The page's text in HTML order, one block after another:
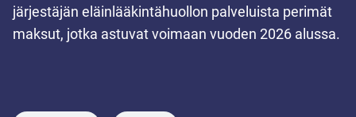
järjestäjän eläinlääkintähuollon palveluista perimät
maksut, jotka astuvat voimaan vuoden 2026 alussa.